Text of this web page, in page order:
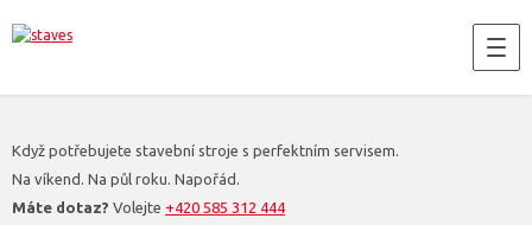
Když potřebujete stavební stroje s perfektním servisem.
Na víkend. Na půl roku. Napořád.
Máte dotaz? Volejte +420 585 312 444